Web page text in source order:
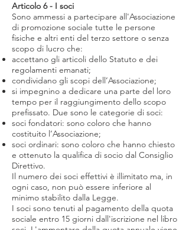
Articolo 6 - I soci
Sono ammessi a partecipare all'Associazione
di promozione sociale tutte le persone
fisiche e altri enti del terzo settore o senza
scopo di lucro che:
accettano gli articoli dello Statuto e dei
regolamenti emanati;
condividano gli scopi dell’Associazione;
si impegnino a dedicare una parte del loro
tempo per il raggiungimento dello scopo
prefissato. Due sono le categorie di soci:
soci fondatori: sono coloro che hanno
costituito l’Associazione;
soci ordinari: sono coloro che hanno chiesto
e ottenuto la qualifica di socio dal Consiglio
Direttivo.
Il numero dei soci effettivi è illimitato ma, in
ogni caso, non può essere inferiore al
minimo stabilito dalla Legge.
I soci sono tenuti al pagamento della quota
sociale entro 15 giorni dall'iscrizione nel libro